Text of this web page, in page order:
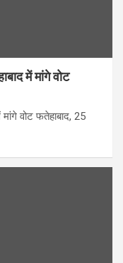
में मांगे वोट
वोट फतेहाबाद, 25